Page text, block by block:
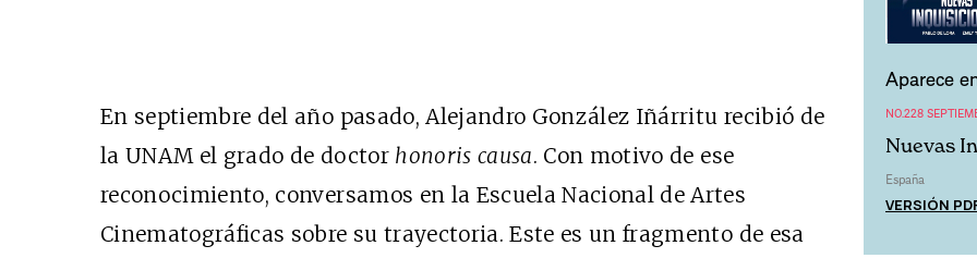
En septiembre del año pasado, Alejandro González Iñárritu recibió de
laUNAM el grado de doctor honoris causa. Con motivo de ese
reconocimiento, conversamos en la Escuela Nacional de Artes
Cinematográficas sobre su trayectoria. Este es un fragmento de esa
Aparece
NO.228
Nuevas
España
VERSIÓN